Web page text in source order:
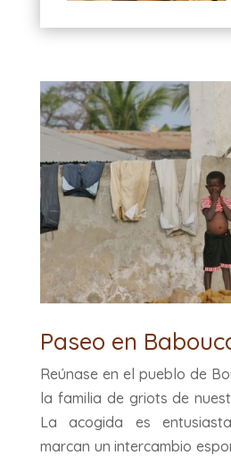
Paseo en
Reúnase en el pueblo de
la familia de griots de
La acogida es
marcan un intercambio